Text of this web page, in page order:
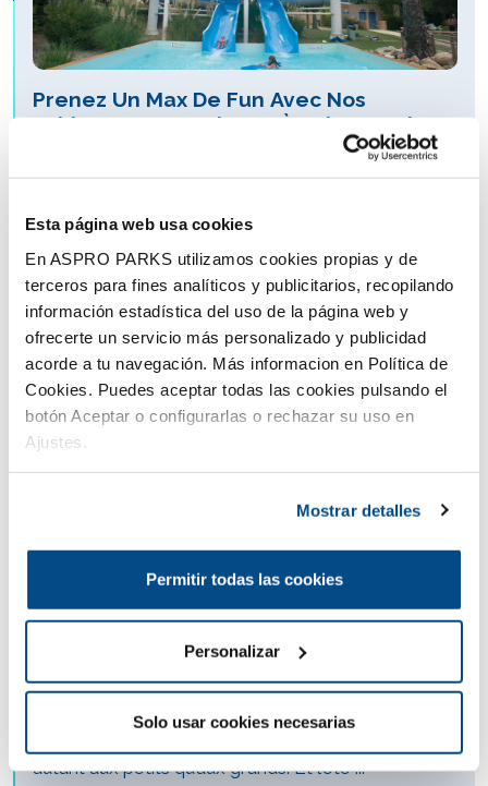
Esta página web usa cookies
En ASPRO PARKS utilizamos cookies propias y de
terceros para fines analíticos y publicitarios, recopilando
información estadística del uso de la página web y
ofrecerte un servicio más personalizado y publicidad
acorde a tu navegación. Más informacion en Política de
Cookies. Puedes aceptar todas las cookies pulsando el
botón Aceptar o configurarlas o rechazar su uso en
Ajustes.
Mostrar detalles
Permitir todas las cookies
Personalizar
Solo usar cookies necesarias
Prenez Un Max De Fun Avec Nos
Tobbagans Aquatiques À Saint Cyprien
Aqualand est LE parc aquatique de la région
familles pour ceux qui viennent du côté ...
Allier Plaisir Et Découverte Dans Le Parc
Aquatique D’Occitanie : Aqualand Saint
Saint-Cyprien est une station balnéaire unique et
autant aux petits qu’aux grands. Et l’été ...